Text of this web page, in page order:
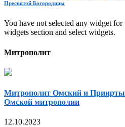
Пресвятой Богородицы
You have not selected any widget
widgets section and select widgets.
Митрополит
Митрополит Омский и
Омской митрополии
12.10.2023